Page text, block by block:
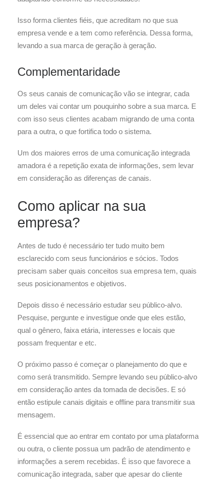
Isso forma clientes fiéis, que acreditam no que sua
empresa vende e a tem como referência. Dessa forma,
levando a sua marca de geração à geração.
Complementaridade
Os seus canais de comunicação vão se integrar, cada
um deles vai contar um pouquinho sobre a sua marca. E
com isso seus clientes acabam migrando de uma conta
para a outra, o que fortifica todo o sistema.
Um dos maiores erros de uma comunicação integrada
amadora é a repetição exata de informações, sem levar
em consideração as diferenças de canais.
Como aplicar na sua
empresa?
Antes de tudo é necessário ter tudo muito bem
esclarecido com seus funcionários e sócios. Todos
precisam saber quais conceitos sua empresa tem, quais
seus posicionamentos e objetivos.
Depois disso é necessário estudar seu público-alvo.
Pesquise, pergunte e investigue onde que eles estão,
qual o gênero, faixa etária, interesses e locais que
possam frequentar e etc.
O próximo passo é começar o planejamento do que e
como será transmitido. Sempre levando seu público-alvo
em consideração antes da tomada de decisões. E só
então estipule canais digitais e offline para transmitir sua
mensagem.
É essencial que ao entrar em contato por uma plataforma
ou outra, o cliente possua um padrão de atendimento e
informações a serem recebidas. É isso que favorece a
comunicação integrada, saber que apesar do cliente